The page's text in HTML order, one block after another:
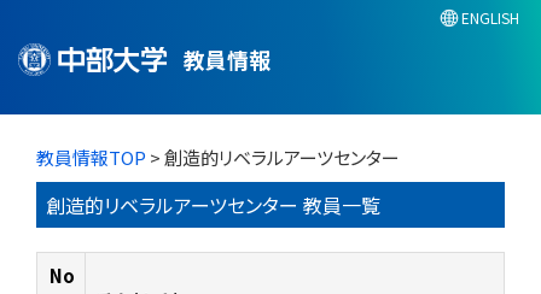
教員情報
ENGLISH
教員情報TOP > 創造的リベラルアーツセンター
創造的リベラルアーツセンター 教員一覧
No